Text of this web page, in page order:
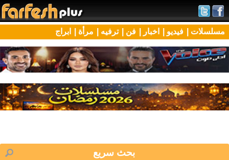
مسلسلات | فيديو | اخبار | فن | ترفيه | مرأة | ابراج